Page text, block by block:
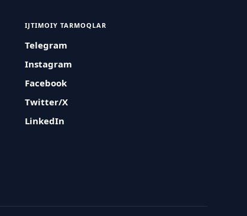
IJTIMOIY TARMOQLAR
Telegram
Instagram
Facebook
Twitter/X
LinkedIn